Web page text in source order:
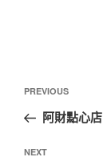
PREVIOUS
阿財點心店
NEXT